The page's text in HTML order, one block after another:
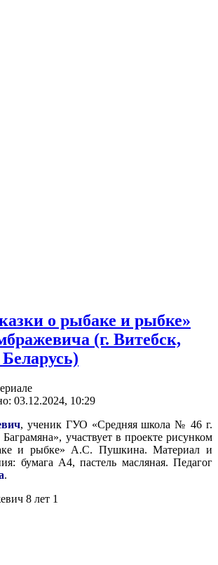
о рыбаке и рыбке»
(г. Витебск,
03.12.2024, 10:29
, ученик ГУО «Средняя школа № 46 г.
участвует в проекте рисунком
и рыбке» А.С. Пушкина. Материал и
бумага А4, пастель масляная. Педагог
.